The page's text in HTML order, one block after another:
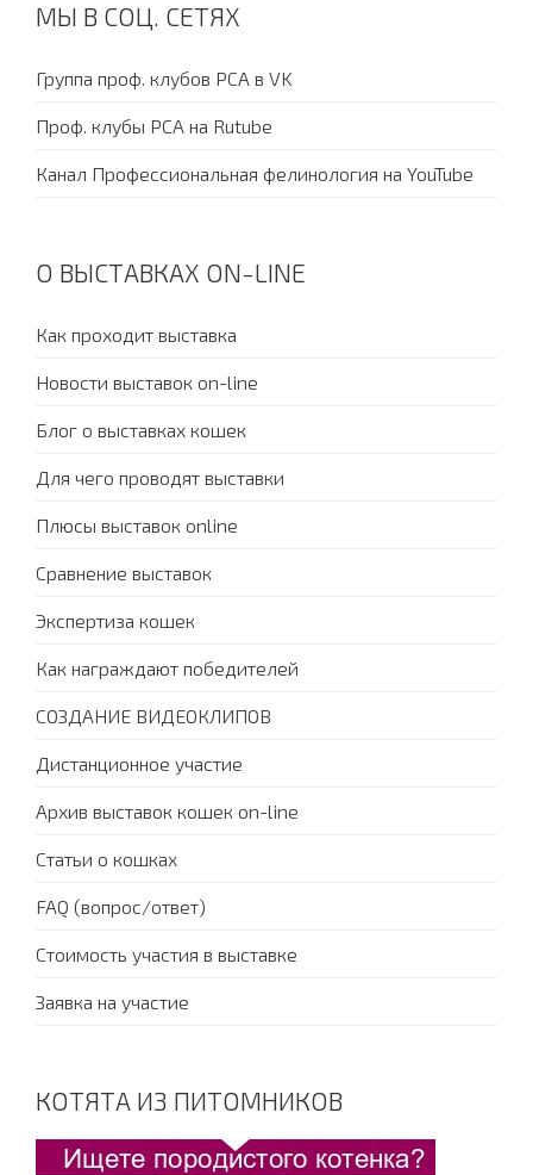
МЫ В СОЦ. СЕТЯХ
Группа проф. клубов PCA в VK
Проф. клубы PCA на Rutube
Канал Профессиональная фелинология на YouTube
О ВЫСТАВКАХ ON-LINE
Как проходит выставка
Новости выставок on-line
Блог о выставках кошек
Для чего проводят выставки
Плюсы выставок online
Сравнение выставок
Экспертиза кошек
Как награждают победителей
СОЗДАНИЕ ВИДЕОКЛИПОВ
Дистанционное участие
Архив выставок кошек on-line
Статьи о кошках
FAQ (вопрос/ответ)
Стоимость участия в выставке
Заявка на участие
КОТЯТА ИЗ ПИТОМНИКОВ